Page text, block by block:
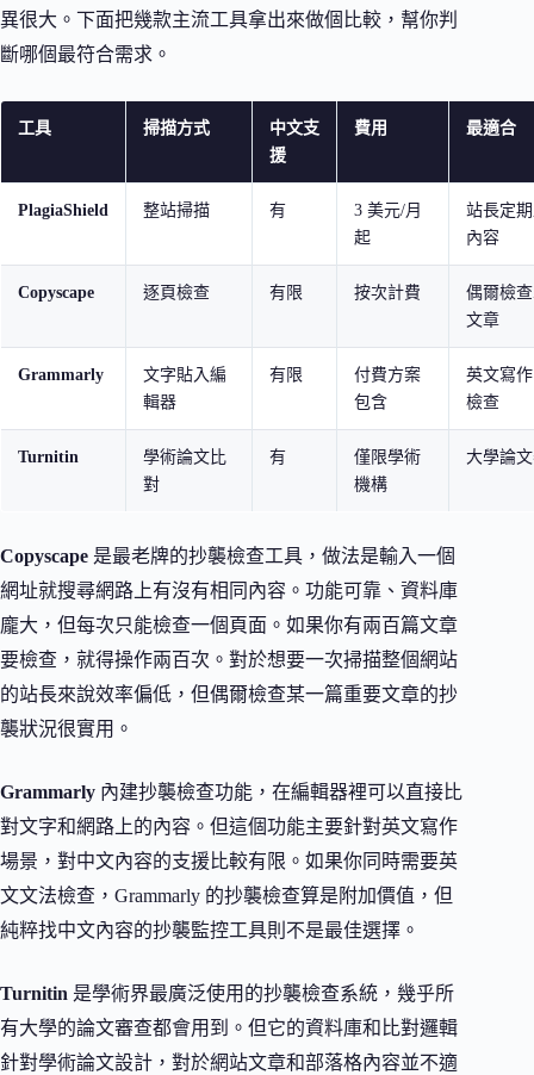
異很大。下面把幾款主流工具拿出來做個比較，幫你判
斷哪個最符合需求。
工具 掃描方式
中文支
援
費用 最適合
PlagiaShield 整站掃描 有
3 美元/月
起
站長定
內容
Copyscape 逐頁檢查 有限 按次計費
偶爾檢
文章
Grammarly
文字貼入編
輯器
有限
付費方案
包含
英文寫
檢查
Turnitin
學術論文比
對
有
僅限學術
機構
大學論
Copyscape 是最老牌的抄襲檢查工具，做法是輸入一個
網址就搜尋網路上有沒有相同內容。功能可靠、資料庫
龐大，但每次只能檢查一個頁面。如果你有兩百篇文章
要檢查，就得操作兩百次。對於想要一次掃描整個網站
的站長來說效率偏低，但偶爾檢查某一篇重要文章的抄
襲狀況很實用。
Grammarly 內建抄襲檢查功能，在編輯器裡可以直接比
對文字和網路上的內容。但這個功能主要針對英文寫作
場景，對中文內容的支援比較有限。如果你同時需要英
文文法檢查，Grammarly 的抄襲檢查算是附加價值，但
純粹找中文內容的抄襲監控工具則不是最佳選擇。
Turnitin 是學術界最廣泛使用的抄襲檢查系統，幾乎所
有大學的論文審查都會用到。但它的資料庫和比對邏輯
針對學術論文設計，對於網站文章和部落格內容並不適